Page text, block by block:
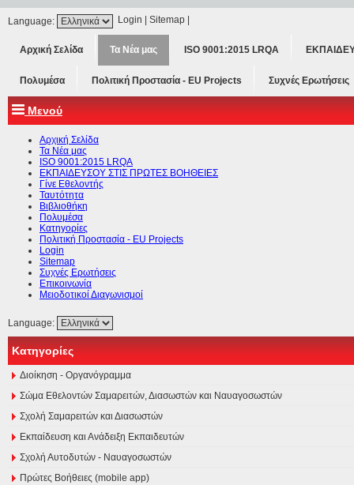
Language: Login Sitemap
Αρχική Σελίδα Τα Νέα μας ISO 9001:2015 LRQA
Πολυμέσα Πολιτική Προστασία - ΕU Projects Συχνές Ερωτήσεις
Μενού
Αρχική Σελίδα
Τα Νέα μας
ISO 9001:2015 LRQA
ΕΚΠΑΙΔΕΥΣΟΥ ΣΤΙΣ ΠΡΩΤΕΣ ΒΟΗΘΕΙΕΣ
Γίνε Εθελοντής
Ταυτότητα
Βιβλιοθήκη
Πολυμέσα
Κατηγορίες
Πολιτική Προστασία - ΕU Projects
Login
Sitemap
Συχνές Ερωτήσεις
Επικοινωνία
Μειοδοτικοί Διαγωνισμοί
Language:
Κατηγορίες
Διοίκηση - Οργανόγραμμα
Σώμα Εθελοντών Σαμαρειτών, Διασωστών και Ναυαγοσωστών
Σχολή Σαμαρειτών και Διασωστών
Εκπαίδευση και Ανάδειξη Εκπαιδευτών
Σχολή Αυτοδυτών - Ναυαγοσωστών
Πρώτες Βοήθειες (mobile app)